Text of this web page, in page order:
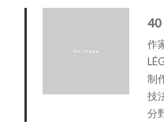
40
作
制
技
分